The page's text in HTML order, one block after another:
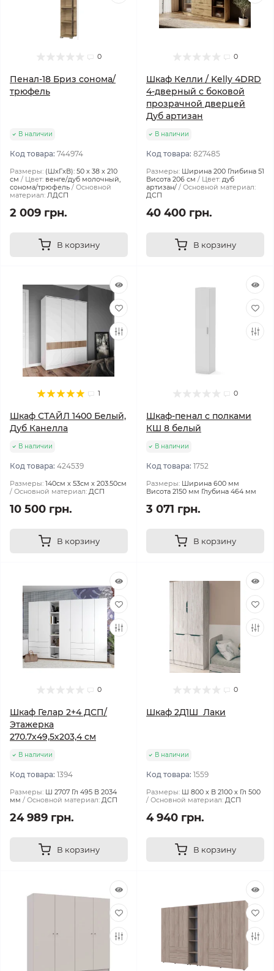
0
Пенал-18 Бриз сонома/
трюфель
В наличии
Код товара: 744974
Размеры: (ШxГxВ): 50 x 38 x 210
см
Цвет: венге/дуб молочный,
сонома/трюфель
Основной
материал: ЛДСП
2 009 грн.
В корзину
0
Шкаф Келли / Kelly 4DRD
4-дверный с боковой
прозрачной дверцей
Дуб артизан
В наличии
Код товара: 827485
Размеры: Ширина 200 Глибина 51
Висота 206 см
Цвет: дуб
артизан/
Основной материал:
ДСП
40 400 грн.
В корзину
1
Шкаф СТАЙЛ 1400 Белый,
Дуб Канелла
В наличии
Код товара: 424539
Размеры: 140см x 53см x 203.50см
Основной материал: ДСП
10 500 грн.
В корзину
0
Шкаф-пенал с полками
КШ 8 белый
В наличии
Код товара: 1752
Размеры: Ширина 600 мм
Висота 2150 мм Глубина 464 мм
3 071 грн.
В корзину
0
Шкаф Гелар 2+4 ДСП/
Этажерка
270.7х49,5х203,4 см
В наличии
Код товара: 1394
Размеры: Ш 2707 Гл 495 В 2034
мм
Основной материал: ДСП
24 989 грн.
В корзину
0
Шкаф 2Д1Ш Лаки
В наличии
Код товара: 1559
Размеры: Ш 800 х В 2100 х Гл 500
Основной материал: ДСП
4 940 грн.
В корзину